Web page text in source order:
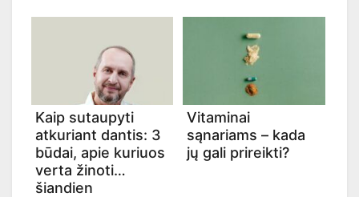
Kaip sutaupyti
atkuriant dantis: 3
būdai, apie kuriuos
verta žinoti
šiandien
Vitaminai
sąnariams – kada
jų gali prireikti?